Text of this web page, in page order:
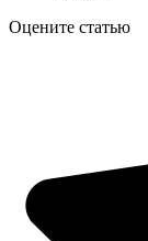
Оцените статью